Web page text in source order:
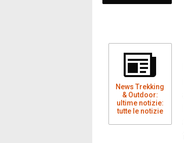
News Trekking
& Outdoor:
ultime notizie:
tutte le notizie